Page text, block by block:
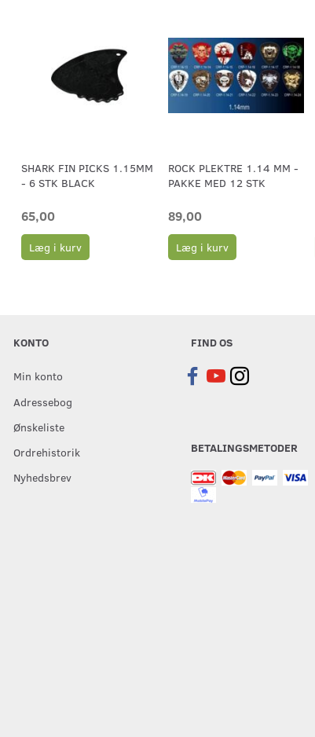
SHARK FIN PICKS 1.15MM
- 6 STK BLACK
65,00
Læg i kurv
ROCK PLEKTRE 1.14 MM -
PAKKE MED 12 STK
89,00
Læg i kurv
KONTO
Min konto
Adressebog
Ønskeliste
Ordrehistorik
Nyhedsbrev
FIND OS
BETALINGSMETODER